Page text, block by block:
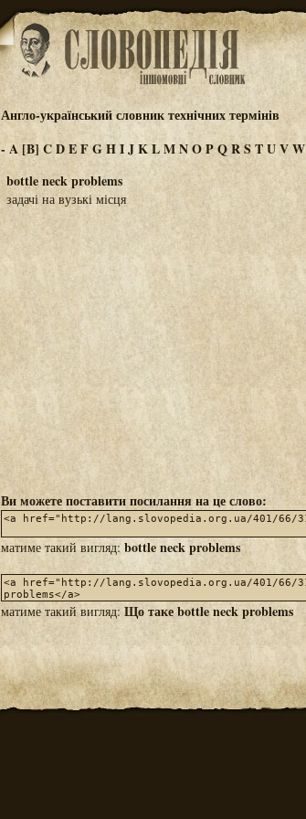
Англо-український словник технічних термінів
-A [B] CDEFGHIJKLMNOPQRSTUVW
bottle neck problems
задачі на вузькі місця
Ви можете поставити посилання на це слово:
матиме такий вигляд: bottle neck problems
матиме такий вигляд:Що таке bottle neck problems